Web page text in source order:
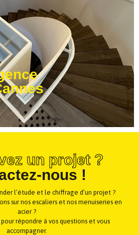
un projet ?
nous !
l’étude et le chiffrage d’un projet ?
sur nos escaliers et nos menuiseries en
acier ?
répondre à vos questions et vous
accompagner.